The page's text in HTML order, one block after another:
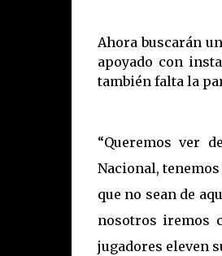
Ahora buscarán
apoyado con
también falta la
“Queremos ver
Nacional,
que no sean de
nosotros iremos
jugadores eleven